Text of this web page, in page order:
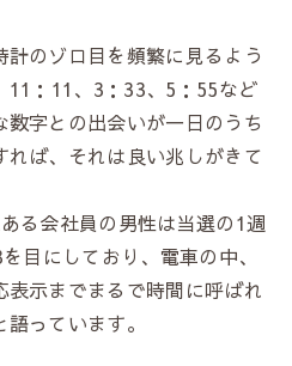
のゾロ目を頻繁に見るよう
11：11、3：33、5：55など
字との出会いが一日のうち
ば、それは良い兆しがきて
る会社員の男性は当選の1週
目にしており、電車の中、
示までまるで時間に呼ばれ
っています。